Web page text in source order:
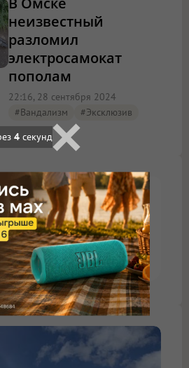
неизвестный
разломил
электросамокат
пополам
22:16, 28 сентября 2024
#вандализм
#эксклюзив
3 секунд